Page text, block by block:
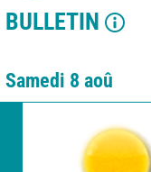
BULLETIN
Samedi 8 aoû